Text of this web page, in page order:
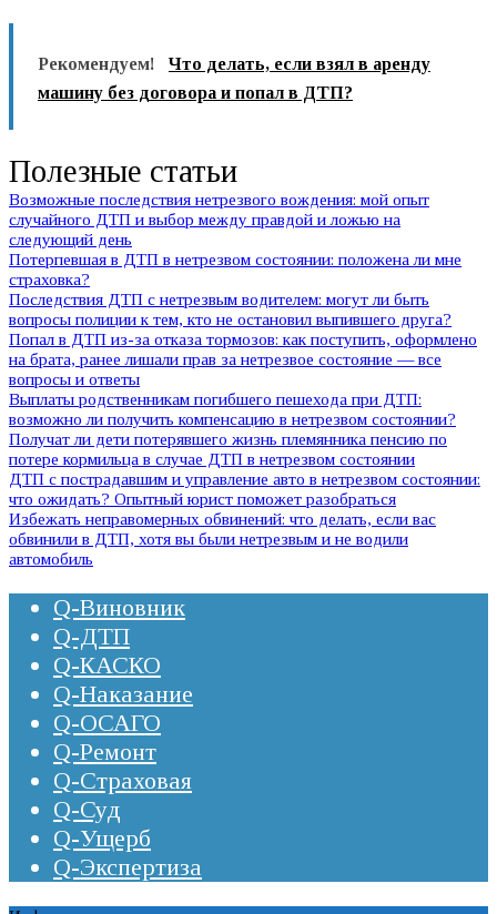
Рекомендуем!
Что делать, если взял в аренду
машину без договора и попал в ДТП?
Полезные статьи
Возможные последствия нетрезвого вождения: мой опыт
случайного ДТП и выбор между правдой и ложью на
следующий день
Потерпевшая в ДТП в нетрезвом состоянии: положена ли мне
страховка?
Последствия ДТП с нетрезвым водителем: могут ли быть
вопросы полиции к тем, кто не остановил выпившего друга?
Попал в ДТП из-за отказа тормозов: как поступить, оформлено
на брата, ранее лишали прав за нетрезвое состояние — все
вопросы и ответы
Выплаты родственникам погибшего пешехода при ДТП:
возможно ли получить компенсацию в нетрезвом состоянии?
Получат ли дети потерявшего жизнь племянника пенсию по
потере кормильца в случае ДТП в нетрезвом состоянии
ДТП с пострадавшим и управление авто в нетрезвом состоянии:
что ожидать? Опытный юрист поможет разобраться
Избежать неправомерных обвинений: что делать, если вас
обвинили в ДТП, хотя вы были нетрезвым и не водили
автомобиль
Q-Виновник
Q-ДТП
Q-КАСКО
Q-Наказание
Q-ОСАГО
Q-Ремонт
Q-Страховая
Q-Суд
Q-Ущерб
Q-Экспертиза